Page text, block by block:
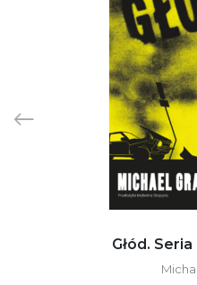
Głód.